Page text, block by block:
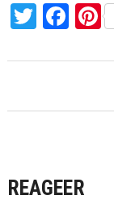
Twitter
REAGEER